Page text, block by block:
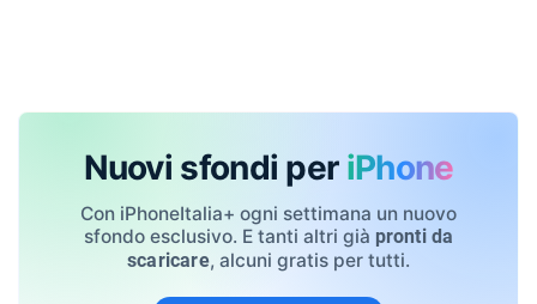
Nuovi sfondi per iPhone
Con iPhoneItalia+ ogni settimana un nuovo
sfondo esclusivo. E tanti altri già pronti da
scaricare, alcuni gratis per tutti.